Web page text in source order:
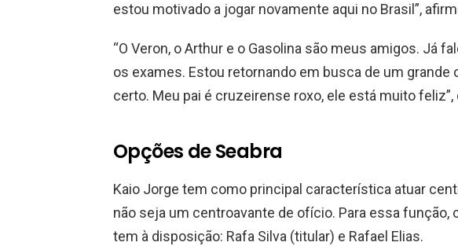
estou motivado a jogar novamente aqui no Brasil”,
“O Veron, o Arthur e o Gasolina são meus amigos. Já
os exames. Estou retornando em busca de um grande
certo. Meu pai é cruzeirense roxo, ele está muito
Opções de Seabra
Kaio Jorge tem como principal característica atuar
não seja um centroavante de ofício. Para essa função,
tem à disposição: Rafa Silva (titular) e Rafael Elias.